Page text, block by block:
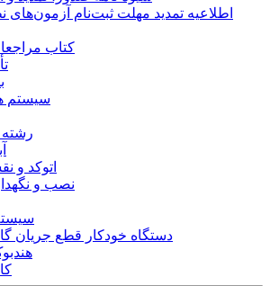
اطلاعیه تمدید مهلت ثبت‌نام
کتاب
سیستم
اتوکد و
نصب و
دستگاه خودکار قطع جریان